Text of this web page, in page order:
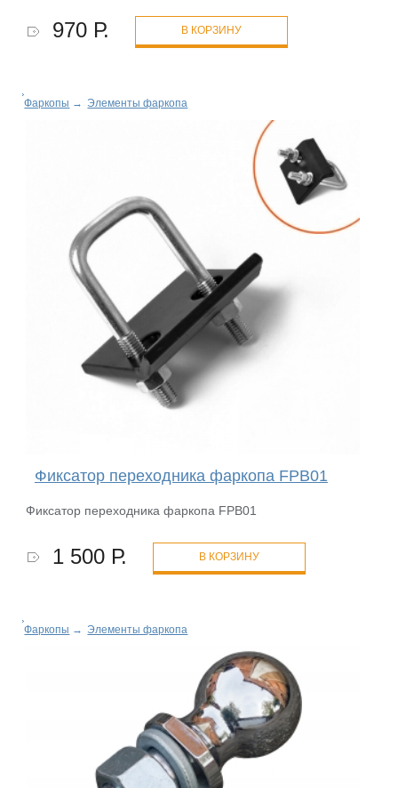
970 Р. В КОРЗИНУ
Фаркопы → Элементы фаркопа
Фиксатор переходника фаркопа FPB01
Фиксатор переходника фаркопа FPB01
1 500 Р. В КОРЗИНУ
Фаркопы → Элементы фаркопа